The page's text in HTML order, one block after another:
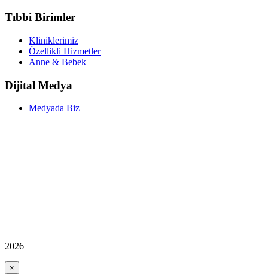
Tıbbi Birimler
Kliniklerimiz
Özellikli Hizmetler
Anne & Bebek
Dijital Medya
Medyada Biz
2026
×